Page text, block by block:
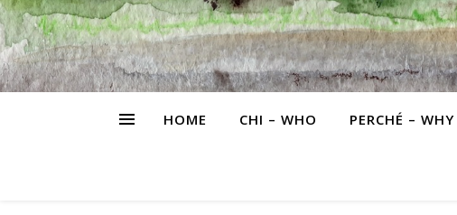
HOME CHI – WHO PERCHÉ – WHY